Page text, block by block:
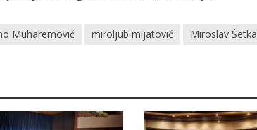
Muharemović miroljub mijatović Miroslav Šetka